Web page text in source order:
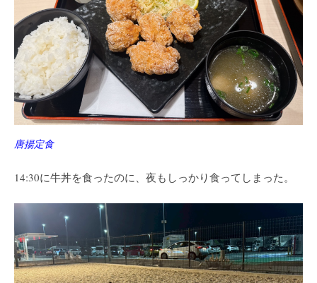
唐揚定食
14:30に牛丼を食ったのに、夜もしっかり食ってしまった。